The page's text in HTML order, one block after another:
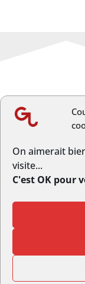
On aimerait
visite...
C'est OK pour
Article
© Copyright